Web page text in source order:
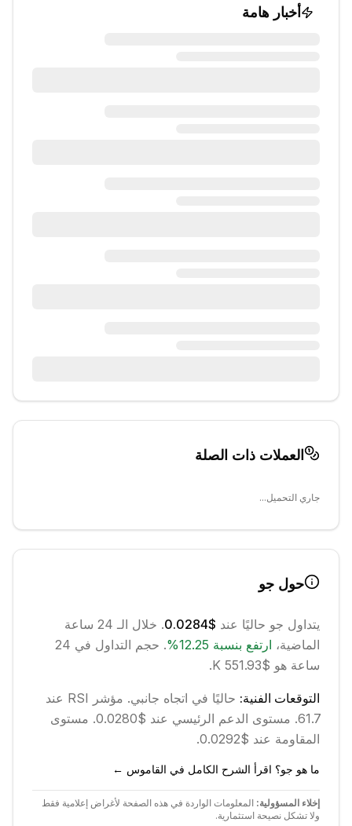
أخبار هامة
العملات ذات الصلة
جاري التحميل...
حول جو
يتداول جو حاليًا عند $0.0284
. خلال الـ 24 ساعة
الماضية، ارتفع بنسبة 12.25
%
.
حجم التداول في 24
ساعة هو $551.93 K.
التوقعات الفنية: حاليًا في اتجاه جانبي.
مؤشر RSI عند
61.7. مستوى الدعم الرئيسي عند $0.0280.
مستوى
المقاومة عند $0.0292.
ما هو جو؟ اقرأ الشرح الكامل في القاموس ←
إخلاء المسؤولية: المعلومات الواردة في هذه الصفحة لأغراض إعلامية فقط
ولا تشكل نصيحة استثمارية.